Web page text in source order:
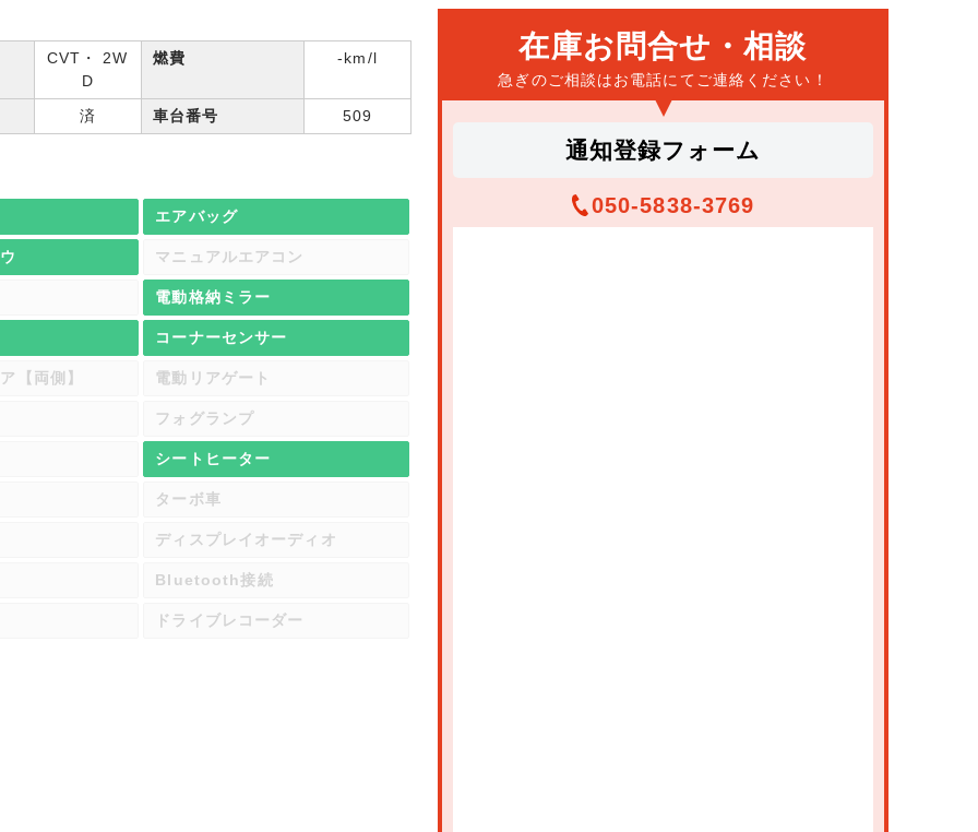
在庫お問合せ・相談
急ぎのご相談はお電話にてご連絡ください！
通知登録フォーム
050-5838-3769
CVT・ 2W
D
燃費 -km/l
済 車台番号 509
エアバッグ
マニュアルエアコン
電動格納ミラー
コーナーセンサー
【両側】 電動リアゲート
フォグランプ
シートヒーター
ターボ車
ディスプレイオーディオ
Bluetooth接続
ドライブレコーダー